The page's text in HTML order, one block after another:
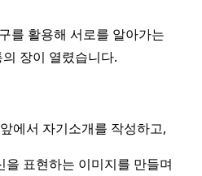
를 활용해 서로를 알아가는
장이 열렸습니다.
에서 자기소개를 작성하고,
표현하는 이미지를 만들며